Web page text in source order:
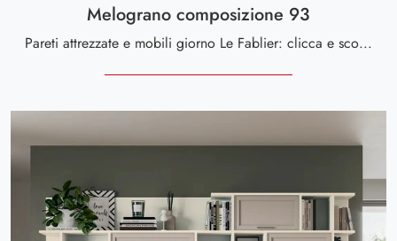
Melograno composizione 93
Pareti attrezzate e mobili giorno Le Fablier: clicca e scopri il modello Melograno composizione 93 e potrai impreziosire stanze moderne di ogni ...